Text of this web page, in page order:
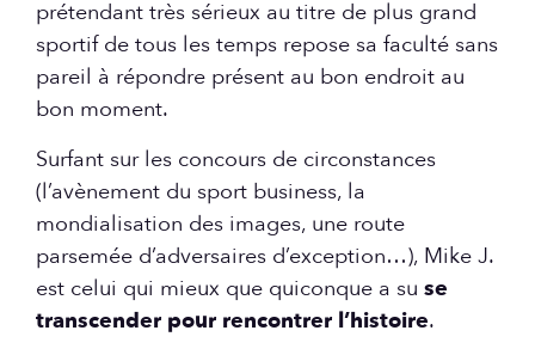
prétendant très sérieux au titre de plus grand
sportif de tous les temps repose sa faculté sans
pareil à répondre présent au bon endroit au
bon moment.
Surfant sur les concours de circonstances
(l’avènement du sport business, la
mondialisation des images, une route
parsemée d’adversaires d’exception…), Mike J.
est celui qui mieux que quiconque a su se
transcender pour rencontrer l’histoire.